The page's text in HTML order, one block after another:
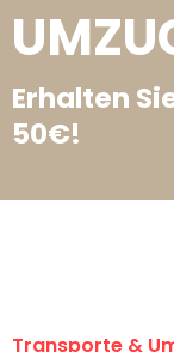
Erhalten
50€!
Transporte &